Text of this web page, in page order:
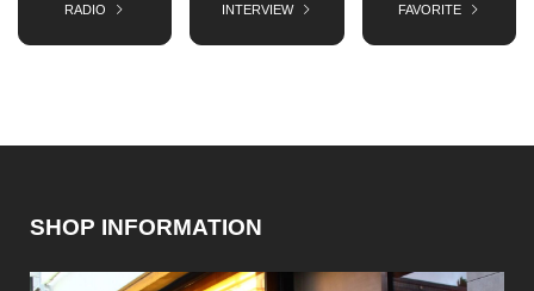
RADIO INTERVIEW FAVORITE
SHOP INFORMATION